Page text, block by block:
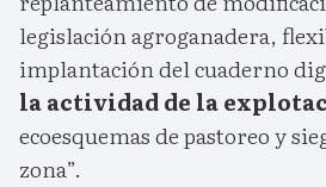
legislación agroganadera,
implantación del cuaderno
la actividad de la
ecoesquemas de pastoreo y
zona”.